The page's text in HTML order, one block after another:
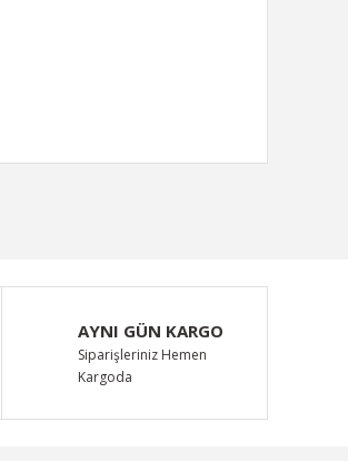
AYNI GÜN KARGO
Siparişleriniz Hemen
Kargoda